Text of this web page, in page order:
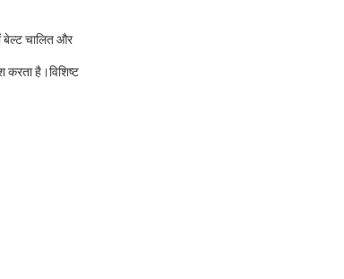
बेल्ट चालित और
करता है।विशिष्ट